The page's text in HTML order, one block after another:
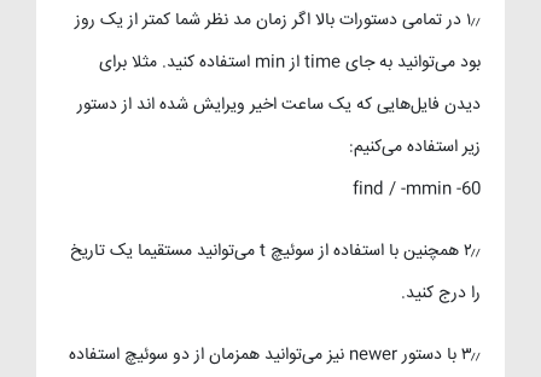
۱٫٫ در تمامی دستورات بالا اگر زمان مد نظر شما کمتر از یک روز
بود می‌توانید به جای time از min استفاده کنید. مثلا برای
دیدن فایل‌هایی که یک ساعت اخیر ویرایش شده اند از دستور
زیر استفاده می‌کنیم:
find / -mmin -60
۲٫٫ همچنین با استفاده از سوئیچ t می‌توانید مستقیما یک تاریخ
را درج کنید.
۳٫٫ با دستور newer نیز می‌توانید همزمان از دو سوئیچ استفاده